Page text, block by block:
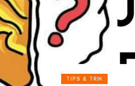
TIPS & TRIK